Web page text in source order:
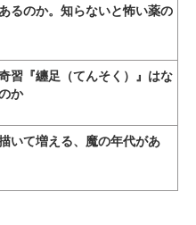
るのか。知らないと怖い薬の
習『纏足（てんそく）』はな
か
いて増える、魔の年代があ